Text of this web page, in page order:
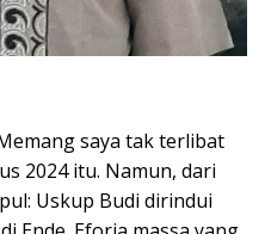
saya tak terlibat
2024 itu. Namun, dari
Uskup Budi dirindui